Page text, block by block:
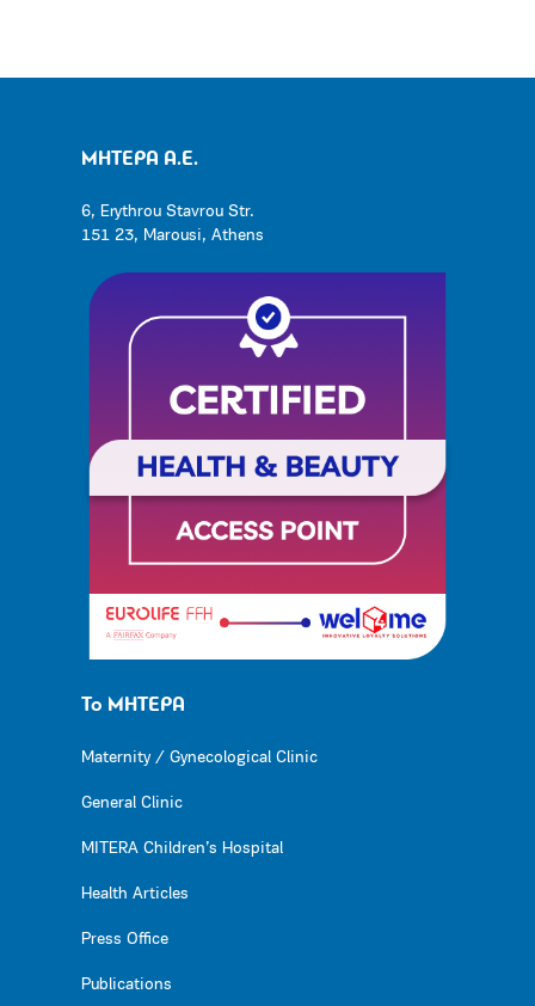
ΜΗΤΕΡΑ Α.Ε.
6, Erythrou Stavrou Str.
151 23, Marousi, Athens
Το ΜΗΤΕΡΑ
Maternity / Gynecological Clinic
General Clinic
MITERA Children’s Hospital
Health Articles
Press Office
Publications